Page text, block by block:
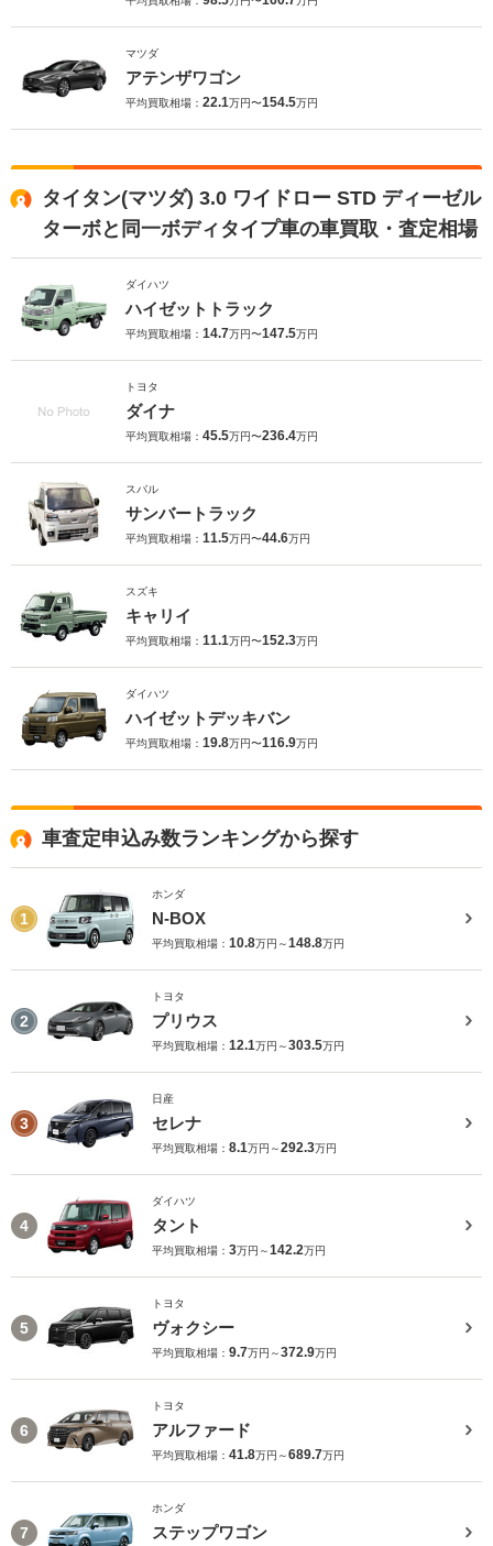
マツダ
アテンザワゴン
平均買取相場： 22.1万円〜154.5万円
タイタン(マツダ) 3.0 ワイドロー STD ディーゼル
ターボと同一ボディタイプ車の車買取・査定相場
ダイハツ
ハイゼットトラック
平均買取相場： 14.7万円〜147.5万円
トヨタ
ダイナ
平均買取相場： 45.5万円〜236.4万円
スバル
サンバートラック
平均買取相場： 11.5万円〜44.6万円
スズキ
キャリイ
平均買取相場： 11.1万円〜152.3万円
ダイハツ
ハイゼットデッキバン
平均買取相場： 19.8万円〜116.9万円
車査定申込み数ランキングから探す
1
ホンダ
N-BOX
平均買取相場： 10.8万円～148.8万円
2
トヨタ
プリウス
平均買取相場： 12.1万円～303.5万円
3
日産
セレナ
平均買取相場： 8.1万円～292.3万円
4
ダイハツ
タント
平均買取相場： 3万円～142.2万円
5
トヨタ
ヴォクシー
平均買取相場： 9.7万円～372.9万円
6
トヨタ
アルファード
平均買取相場： 41.8万円～689.7万円
7
ホンダ
ステップワゴン